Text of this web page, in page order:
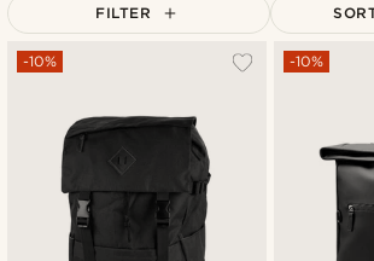
FILTER
Mest
Høyeste
-10% -10%